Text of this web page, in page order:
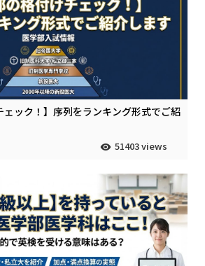
ェック！】序列をランキング形式でご紹
51403 views